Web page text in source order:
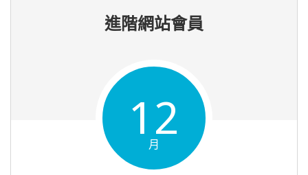
進階網站會員
12
月